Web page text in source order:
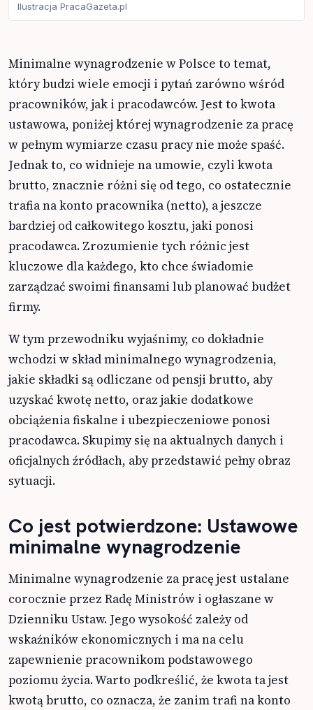
Ilustracja PracaGazeta.pl
Minimalne wynagrodzenie w Polsce to temat,
który budzi wiele emocji i pytań zarówno wśród
pracowników, jak i pracodawców. Jest to kwota
ustawowa, poniżej której wynagrodzenie za pracę
w pełnym wymiarze czasu pracy nie może spaść.
Jednak to, co widnieje na umowie, czyli kwota
brutto, znacznie różni się od tego, co ostatecznie
trafia na konto pracownika (netto), a jeszcze
bardziej od całkowitego kosztu, jaki ponosi
pracodawca. Zrozumienie tych różnic jest
kluczowe dla każdego, kto chce świadomie
zarządzać swoimi finansami lub planować budżet
firmy.
W tym przewodniku wyjaśnimy, co dokładnie
wchodzi w skład minimalnego wynagrodzenia,
jakie składki są odliczane od pensji brutto, aby
uzyskać kwotę netto, oraz jakie dodatkowe
obciążenia fiskalne i ubezpieczeniowe ponosi
pracodawca. Skupimy się na aktualnych danych i
oficjalnych źródłach, aby przedstawić pełny obraz
sytuacji.
Co jest potwierdzone: Ustawowe
minimalne wynagrodzenie
Minimalne wynagrodzenie za pracę jest ustalane
corocznie przez Radę Ministrów i ogłaszane w
Dzienniku Ustaw. Jego wysokość zależy od
wskaźników ekonomicznych i ma na celu
zapewnienie pracownikom podstawowego
poziomu życia. Warto podkreślić, że kwota ta jest
kwotą brutto, co oznacza, że zanim trafi na konto